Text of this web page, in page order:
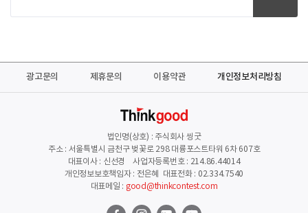
광고문의 제휴문의 이용약관 개인정보처리방침
법인명(상호) : 주식회사 씽굿
주소 : 서울특별시 금천구 벚꽃로 298 대륭포스트타워 6차 607호
대표이사 : 신선경 사업자등록번호 : 214.86.44014
개인정보보호책임자 : 전은혜 대표전화 : 02.334.7540
대표메일 : good@thinkcontest.com